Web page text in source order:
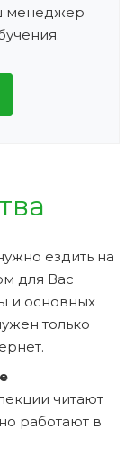
менеджер
ездить на
для Вас
и основных
только
читают
работают в